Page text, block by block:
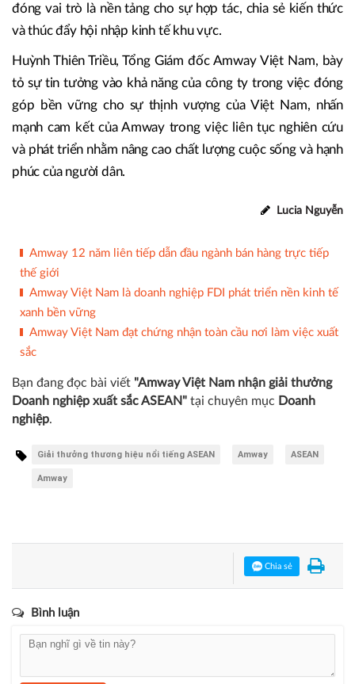
đóng vai trò là nền tảng cho sự hợp tác, chia sẻ kiến ​​thức
và thúc đẩy hội nhập kinh tế khu vực.
Huỳnh Thiên Triều, Tổng Giám đốc Amway Việt Nam, bày
tỏ sự tin tưởng vào khả năng của công ty trong việc đóng
góp bền vững cho sự thịnh vượng của Việt Nam, nhấn
mạnh cam kết của Amway trong việc liên tục nghiên cứu
và phát triển nhằm nâng cao chất lượng cuộc sống và hạnh
phúc của người dân.
Lucia Nguyễn
Amway 12 năm liên tiếp dẫn đầu ngành bán hàng trực tiếp
thế giới
Amway Việt Nam là doanh nghiệp FDI phát triển nền kinh tế
xanh bền vững
Amway Việt Nam đạt chứng nhận toàn cầu nơi làm việc xuất
sắc
Bạn đang đọc bài viết "Amway Việt Nam nhận giải thưởng
Doanh nghiệp xuất sắc ASEAN" tại chuyên mục Doanh
nghiệp.
Giải thưởng thương hiệu nổi tiếng ASEAN Amway ASEAN
Amway
Chia sẻ
Bình luận